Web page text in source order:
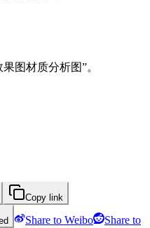
图材质分析图”。
Copy link
Share to Weibo
Share to